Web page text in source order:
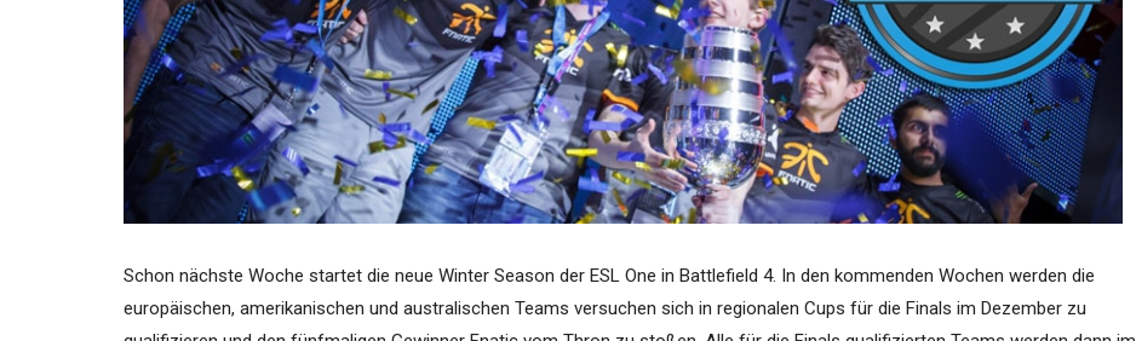
Schon nächste Woche startet die neue Winter Season der ESL One in Battlefield 4. In den kommenden Wochen werden die
europäischen, amerikanischen und australischen Teams versuchen sich in regionalen Cups für die Finals im Dezember zu